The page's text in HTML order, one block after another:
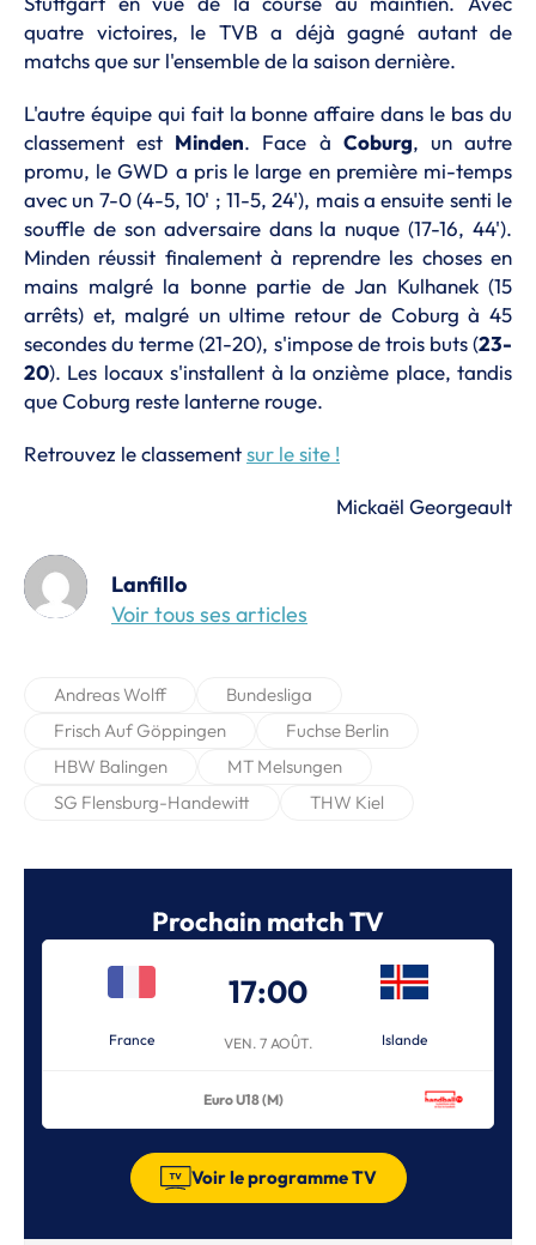
quatre victoires, le TVB a déjà gagné autant de
matchs que sur l'ensemble de la saison dernière.
L'autre équipe qui fait la bonne affaire dans le bas du
classement est Minden. Face à Coburg, un autre
promu, le GWD a pris le large en première mi-temps
avec un 7-0 (4-5, 10' ; 11-5, 24'), mais a ensuite senti le
souffle de son adversaire dans la nuque (17-16, 44').
Minden réussit finalement à reprendre les choses en
mains malgré la bonne partie de Jan Kulhanek (15
arrêts) et, malgré un ultime retour de Coburg à 45
secondes du terme (21-20), s'impose de trois buts (23-
20). Les locaux s'installent à la onzième place, tandis
que Coburg reste lanterne rouge.
Retrouvez le classementsur le site !
Mickaël Georgeault
Lanfillo
Voir tous ses articles
Andreas Wolff
Bundesliga
Frisch Auf Göppingen
Fuchse Berlin
HBW Balingen
MT Melsungen
SG Flensburg-Handewitt
THW Kiel
Prochain match TV
France
17:00
VEN. 7 AOÛT. Islande
Euro U18 (M)
Voir le programme TV